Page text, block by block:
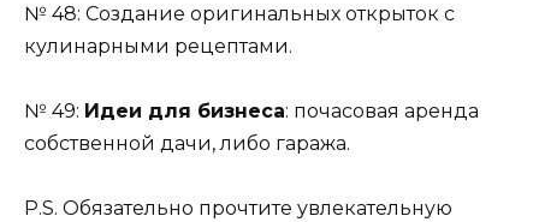
№ 48: Создание оригинальных открыток с
кулинарными рецептами.
№ 49: Идеи для бизнеса: почасовая аренда
собственной дачи, либо гаража.
P.S. Обязательно прочтите увлекательную